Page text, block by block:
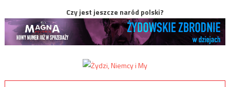
Czy jest jeszcze naród polski?